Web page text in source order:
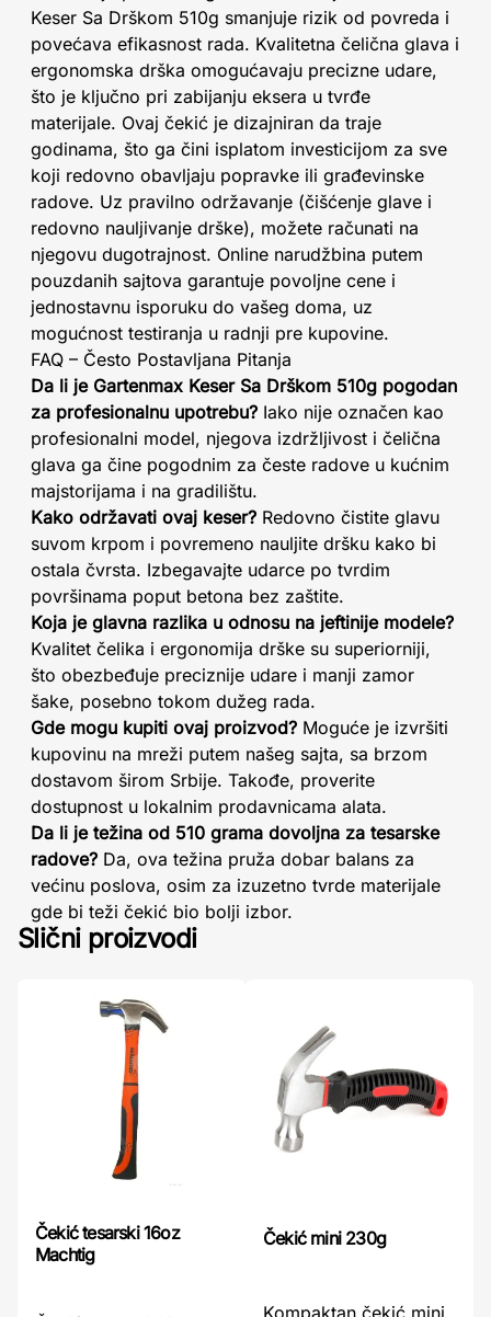
Keser Sa Drškom 510g smanjuje rizik od povreda i
povećava efikasnost rada. Kvalitetna čelična glava i
ergonomska drška omogućavaju precizne udare,
što je ključno pri zabijanju eksera u tvrđe
materijale. Ovaj čekić je dizajniran da traje
godinama, što ga čini isplatom investicijom za sve
koji redovno obavljaju popravke ili građevinske
radove. Uz pravilno održavanje (čišćenje glave i
redovno nauljivanje drške), možete računati na
njegovu dugotrajnost. Online narudžbina putem
pouzdanih sajtova garantuje povoljne cene i
jednostavnu isporuku do vašeg doma, uz
mogućnost testiranja u radnji pre kupovine.
FAQ – Često Postavljana Pitanja
Da li je Gartenmax Keser Sa Drškom 510g pogodan
za profesionalnu upotrebu? Iako nije označen kao
profesionalni model, njegova izdržljivost i čelična
glava ga čine pogodnim za česte radove u kućnim
majstorijama i na gradilištu.
Kako održavati ovaj keser? Redovno čistite glavu
suvom krpom i povremeno nauljite dršku kako bi
ostala čvrsta. Izbegavajte udarce po tvrdim
površinama poput betona bez zaštite.
Koja je glavna razlika u odnosu na jeftinije modele?
Kvalitet čelika i ergonomija drške su superiorniji,
što obezbeđuje preciznije udare i manji zamor
šake, posebno tokom dužeg rada.
Gde mogu kupiti ovaj proizvod? Moguće je izvršiti
kupovinu na mreži putem našeg sajta, sa brzom
dostavom širom Srbije. Takođe, proverite
dostupnost u lokalnim prodavnicama alata.
Da li je težina od 510 grama dovoljna za tesarske
radove? Da, ova težina pruža dobar balans za
većinu poslova, osim za izuzetno tvrde materijale
gde bi teži čekić bio bolji izbor.
Slični proizvodi
Čekić tesarski 16oz
Machtig
Čekić mini 230g
Kompaktan čekić mini